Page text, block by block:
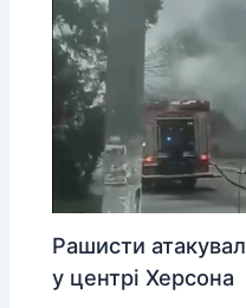
Рашисти
у центрі Херсона